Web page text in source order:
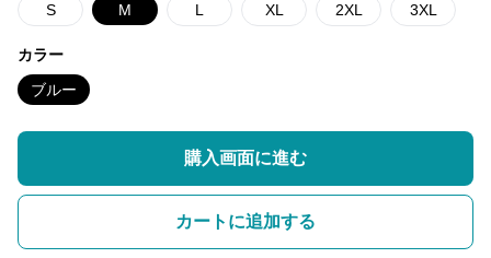
S M L XL 2XL 3XL
カラー
ブルー
購入画面に進む
カートに追加する